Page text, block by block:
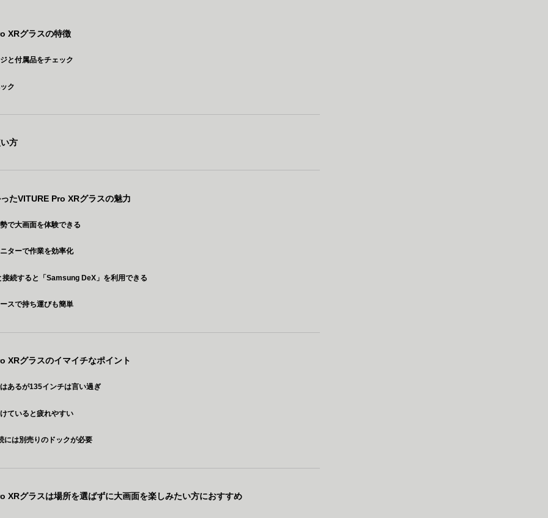
XRグラスの特徴
と付属品をチェック
ク
方
たVITURE Pro XRグラスの魅力
で大画面を体験できる
ターで作業を効率化
続すると「Samsung DeX」を利用できる
スで持ち運びも簡単
XRグラスのイマイチなポイント
あるが135インチは言い過ぎ
ていると疲れやすい
には別売りのドックが必要
XRグラスは場所を選ばずに大画面を楽しみたい方におすすめ